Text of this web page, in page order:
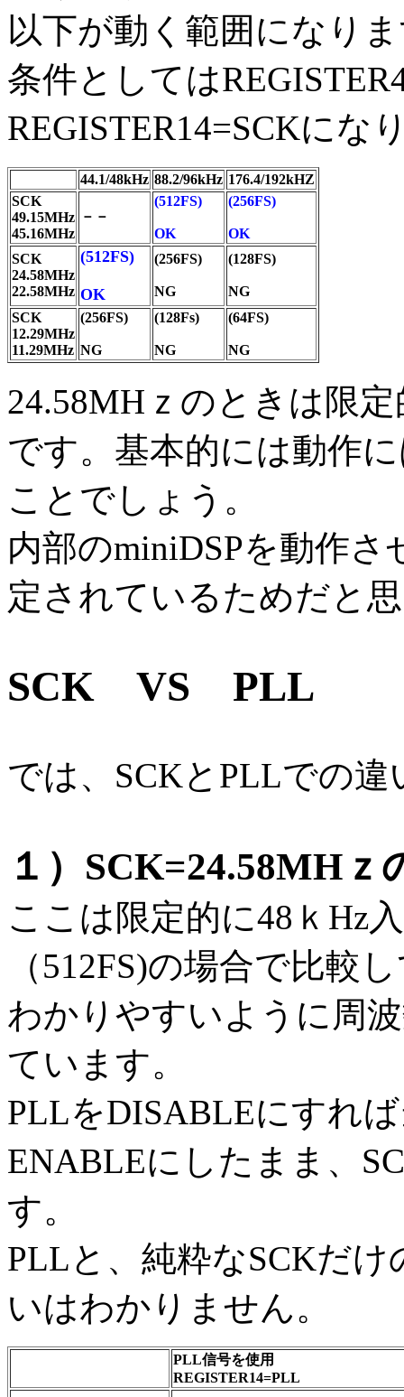
以下が動く範囲になり
条件としては
REGISTER14=SCKにな
44.1/48kHz 88.2/96kHz 176.4/192kHZ
SCK
49.15MHz
45.16MHz
－－
(512FS)
OK
(256FS)
OK
SCK
24.58MHz
22.58MHz
(512FS)
OK
(256FS)
NG
(128FS)
NG
SCK
12.29MHz
11.29MHz
(256FS)
NG
(128Fs)
NG
(64FS)
NG
24.58MHｚのときは限
です。基本的には動作
ことでしょう。
内部のminiDSPを動作
定されているためだと
SCK VS PLL
では、SCKとPLLでの
１）SCK=24.58MHｚ
ここは限定的に48ｋHz
（512FS)の場合で比較
わかりやすいように周
ています。
PLLをDISABLEにすれ
ENABLEにしたまま、
す。
PLLと、純粋なSCKだ
いはわかりません。
PLL信号を使用
REGISTER14=PLL